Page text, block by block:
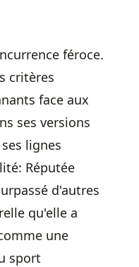
féroce.
critères
face aux
ses versions
lignes
Réputée
d'autres
qu'elle a
une
sport